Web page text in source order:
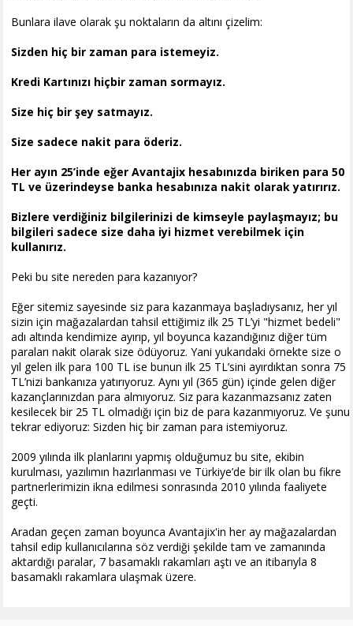
Bunlara ilave olarak şu noktaların da altını çizelim:
Sizden hiç bir zaman para istemeyiz.
Kredi Kartınızı hiçbir zaman sormayız.
Size hiç bir şey satmayız.
Size sadece nakit para öderiz.
Her ayın 25’inde eğer Avantajix hesabınızda biriken para 50
TL ve üzerindeyse banka hesabınıza nakit olarak yatırırız.
Bizlere verdiğiniz bilgilerinizi de kimseyle paylaşmayız; bu
bilgileri sadece size daha iyi hizmet verebilmek için
kullanırız.
Peki bu site nereden para kazanıyor?
Eğer sitemiz sayesinde siz para kazanmaya başladıysanız, her yıl
sizin için mağazalardan tahsil ettiğimiz ilk 25 TL’yi "hizmet bedeli"
adı altında kendimize ayırıp, yıl boyunca kazandığınız diğer tüm
paraları nakit olarak size ödüyoruz. Yani yukarıdaki örnekte size o
yıl gelen ilk para 100 TL ise bunun ilk 25 TL’sini ayırdıktan sonra 75
TL’nizi bankanıza yatırıyoruz. Aynı yıl (365 gün) içinde gelen diğer
kazançlarınızdan para almıyoruz. Siz para kazanmazsanız zaten
kesilecek bir 25 TL olmadığı için biz de para kazanmıyoruz. Ve şunu
tekrar ediyoruz: Sizden hiç bir zaman para istemiyoruz.
2009 yılında ilk planlarını yapmış olduğumuz bu site, ekibin
kurulması, yazılımın hazırlanması ve Türkiye’de bir ilk olan bu fikre
partnerlerimizin ikna edilmesi sonrasında 2010 yılında faaliyete
geçti.
Aradan geçen zaman boyunca Avantajix'in her ay mağazalardan
tahsil edip kullanıcılarına söz verdiği şekilde tam ve zamanında
aktardığı paralar, 7 basamaklı rakamları aştı ve an itibarıyla 8
basamaklı rakamlara ulaşmak üzere.